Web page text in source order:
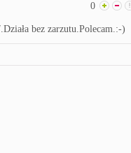
0
bez zarzutu.Polecam.:-)